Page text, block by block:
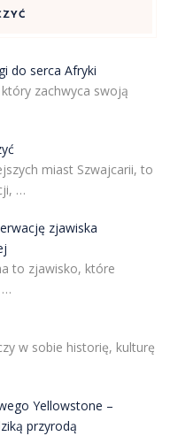
do serca Afryki
zachwyca swoją
miast Szwajcarii, to
…
zjawiska
to zjawisko, które
…
w sobie historię, kulturę
Yellowstone –
przyrodą